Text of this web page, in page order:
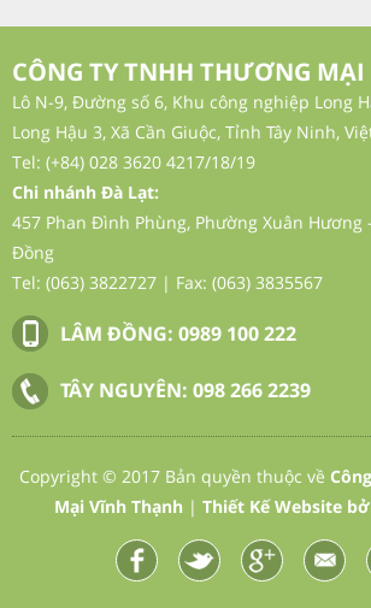
Cropstar NPK 16- 8- 16+
CÔNG TY TNHH THƯƠNG
Lô N-9, Đường số 6, Khu công nghiệp Long
Long Hậu 3, Xã Cần Giuộc, Tỉnh Tây Ninh,
Tel: (+84) 028 3620 4217/18/19
Chi nhánh Đà Lạt:
457 Phan Đình Phùng, Phường Xuân Hương
Đồng
Tel: (063) 3822727 | Fax: (063) 3835567
LÂM ĐỒNG: 0989 100 222
TÂY NGUYÊN: 098 266 2239
Copyright © 2017 Bản quyền thuộc về
Mại Vĩnh Thạnh | Thiết Kế Website